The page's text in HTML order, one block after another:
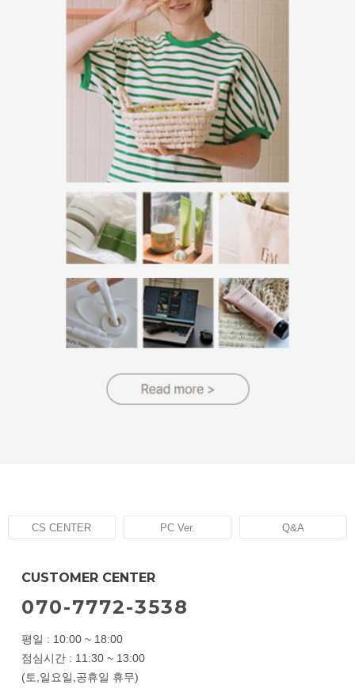
CS CENTER PC Ver. Q&A
CUSTOMER CENTER
070-7772-3538
평일 : 10:00 ~ 18:00
점심시간 : 11:30 ~ 13:00
(토,일요일,공휴일 휴무)